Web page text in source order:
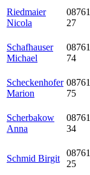
Riedmaier
Nicola
27
Schafhauser
Michael
74
Scheckenhofer
Marion
75
Scherbakow
Anna
34
Schmid Birgit
25